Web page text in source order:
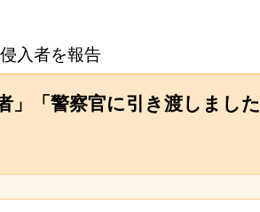
入者を報告
」「警察官に引き渡しま